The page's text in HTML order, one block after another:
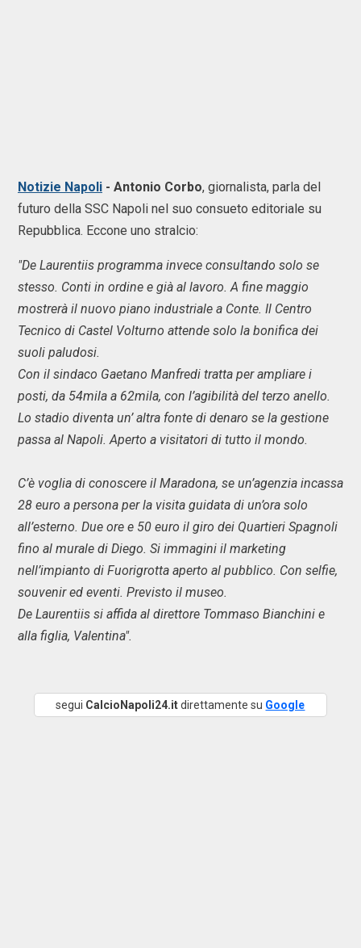
Notizie Napoli - Antonio Corbo, giornalista, parla del
futuro della SSC Napoli nel suo consueto editoriale su
Repubblica. Eccone uno stralcio:
"De Laurentiis programma invece consultando solo se
stesso. Conti in ordine e già al lavoro. A fine maggio
mostrerà il nuovo piano industriale a Conte. Il Centro
Tecnico di Castel Volturno attende solo la bonifica dei
suoli paludosi.
Con il sindaco Gaetano Manfredi tratta per ampliare i
posti, da 54mila a 62mila, con l’agibilità del terzo anello.
Lo stadio diventa un’ altra fonte di denaro se la gestione
passa al Napoli. Aperto a visitatori di tutto il mondo.
C’è voglia di conoscere il Maradona, se un’agenzia incassa
28 euro a persona per la visita guidata di un’ora solo
all’esterno. Due ore e 50 euro il giro dei Quartieri Spagnoli
fino al murale di Diego. Si immagini il marketing
nell’impianto di Fuorigrotta aperto al pubblico. Con selfie,
souvenir ed eventi. Previsto il museo.
De Laurentiis si affida al direttore Tommaso Bianchini e
alla figlia, Valentina".
segui CalcioNapoli24.itdirettamente su Google